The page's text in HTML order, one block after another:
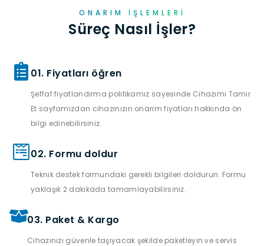
ONARIM İŞLEMLERI
Süreç Nasıl İşler?
01. Fiyatları öğren
Şeffaf fiyatlandırma politikamız sayesinde Cihazımı Tamir
Et sayfamızdan cihazınızın onarım fiyatları hakkında ön
bilgi edinebilirsiniz.
02. Formu doldur
Teknik destek formundaki gerekli bilgileri doldurun. Formu
yaklaşık 2 dakikada tamamlayabilirsiniz.
03. Paket & Kargo
Cihazınızı güvenle taşıyacak şekilde paketleyin ve servis